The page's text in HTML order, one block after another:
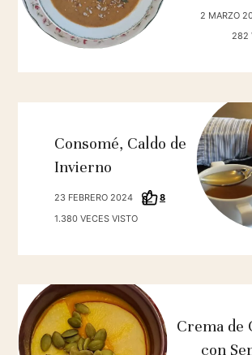
2 MARZO
282
Consomé, Caldo de
Invierno
23 FEBRERO 2024
8
1.380 VECES VISTO
Crema de
con